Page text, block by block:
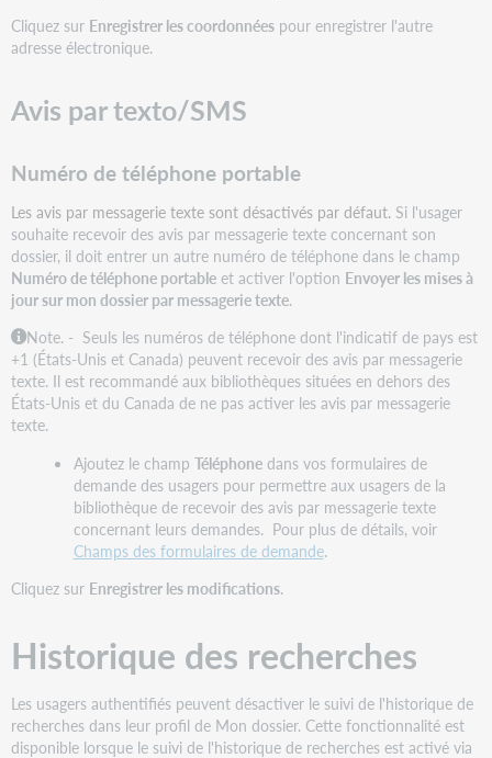
Cliquez sur Enregistrer les coordonnées pour enregistrer l'autre
adresse électronique.
Avis par texto/SMS
Numéro de téléphone portable
Les avis par messagerie texte sont désactivés par défaut. Si l'usager
souhaite recevoir des avis par messagerie texte concernant son
dossier, il doit entrer un autre numéro de téléphone dans le champ
Numéro de téléphone portable et activer l'option Envoyer les mises à
jour sur mon dossier par messagerie texte.
Note. - Seuls les numéros de téléphone dont l'indicatif de pays est
+1 (États-Unis et Canada) peuvent recevoir des avis par messagerie
texte. Il est recommandé aux bibliothèques situées en dehors des
États-Unis et du Canada de ne pas activer les avis par messagerie
texte.
Ajoutez le champ Téléphonedans vos formulaires de
demande des usagers pour permettre aux usagers de la
bibliothèque de recevoir des avis par messagerie texte
concernant leurs demandes. Pour plus de détails, voir
Champs des formulaires de demande.
Cliquez sur Enregistrer les modifications.
Historique des recherches
Les usagers authentifiés peuvent désactiver le suivi de l'historique de
recherches dans leur profil de Mon dossier. Cette fonctionnalité est
disponible lorsque le suivi de l'historique de recherches est activé via